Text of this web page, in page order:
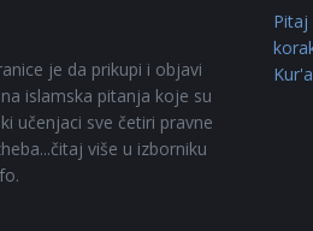
je da prikupi i objavi
islamska pitanja koje su
učenjaci sve četiri pravne
više u izborniku
Pitaj